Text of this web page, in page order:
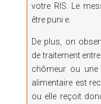
votre RIS. Le
être puni·e.
De plus, on
de traitement
chômeur ou une
alimentaire est
ou elle reçoit